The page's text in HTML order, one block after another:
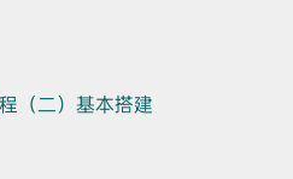
（二）基本搭建